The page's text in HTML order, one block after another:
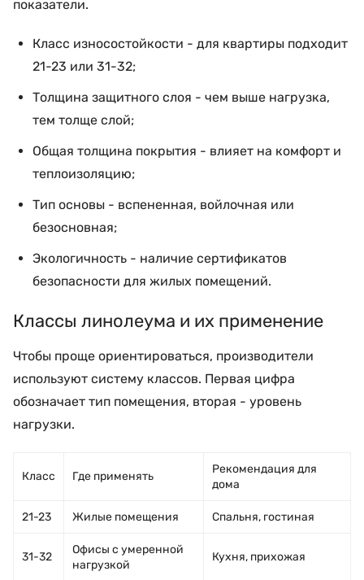
показатели.
Класс износостойкости - для квартиры подходит
21-23 или 31-32;
Толщина защитного слоя - чем выше нагрузка,
тем толще слой;
Общая толщина покрытия - влияет на комфорт и
теплоизоляцию;
Тип основы - вспененная, войлочная или
безосновная;
Экологичность - наличие сертификатов
безопасности для жилых помещений.
Классы линолеума и их применение
Чтобы проще ориентироваться, производители
используют систему классов. Первая цифра
обозначает тип помещения, вторая - уровень
нагрузки.
Класс Где применять
Рекомендация для
дома
21-23 Жилые помещения Спальня, гостиная
31-32
Офисы с умеренной
нагрузкой
Кухня, прихожая